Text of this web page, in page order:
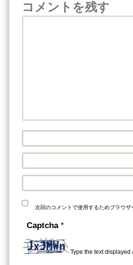
コメントを残す
次回のコメントで使用するためブラウ
Captcha *
Type the text displayed